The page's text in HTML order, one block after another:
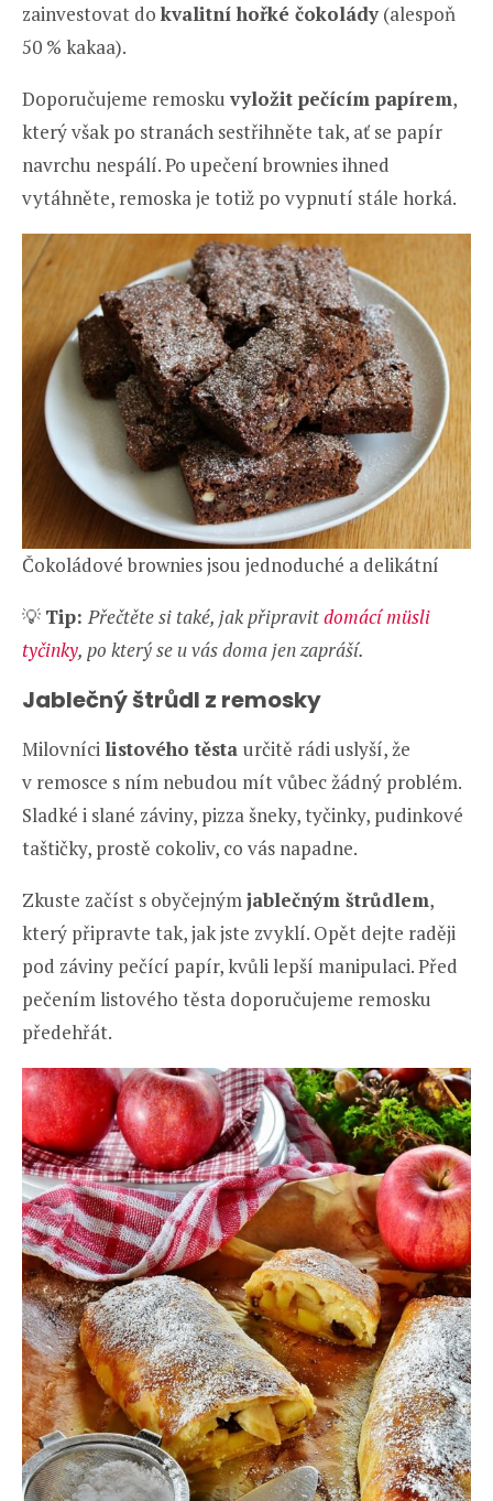
zainvestovat do kvalitní hořké čokolády(alespoň
50 % kakaa).
Doporučujeme remosku vyložit pečícím papírem,
který však po stranách sestřihněte tak, ať se papír
navrchu nespálí. Po upečení brownies ihned
vytáhněte, remoska je totiž po vypnutí stále horká.
Čokoládové brownies jsou jednoduché a delikátní
💡 Tip:Přečtěte si také, jak připravitdomácí müsli
tyčinky, po který se u vás doma jen zapráší.
Jablečný štrůdl z remosky
Milovníci listového těsta určitě rádi uslyší, že
v remosce s ním nebudou mít vůbec žádný problém.
Sladké i slané záviny, pizza šneky, tyčinky, pudinkové
taštičky, prostě cokoliv, co vás napadne.
Zkuste začíst s obyčejnýmjablečným štrůdlem,
který připravte tak, jak jste zvyklí. Opět dejte raději
pod záviny pečící papír, kvůli lepší manipulaci. Před
pečením listového těsta doporučujeme remosku
předehřát.